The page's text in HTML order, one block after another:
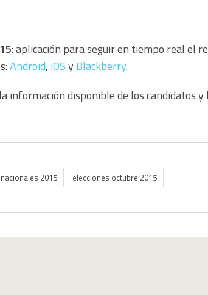
: aplicación para seguir en tiempo real el
Android, iOSy Blackberry.
información disponible de los candidatos
2015 elecciones octubre 2015